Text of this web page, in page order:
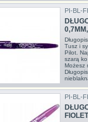
PI-BL-
Tusz i
Pilot.
szarą
Możesz
PI-BL-